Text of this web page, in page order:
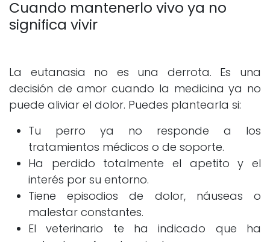
Cuando mantenerlo vivo ya no
significa vivir
La eutanasia no es una derrota. Es una
decisión de amor cuando la medicina ya no
puede aliviar el dolor. Puedes plantearla si:
Tu perro ya no responde a los
tratamientos médicos o de soporte.
Ha perdido totalmente el apetito y el
interés por su entorno.
Tiene episodios de dolor, náuseas o
malestar constantes.
El veterinario te ha indicado que ha